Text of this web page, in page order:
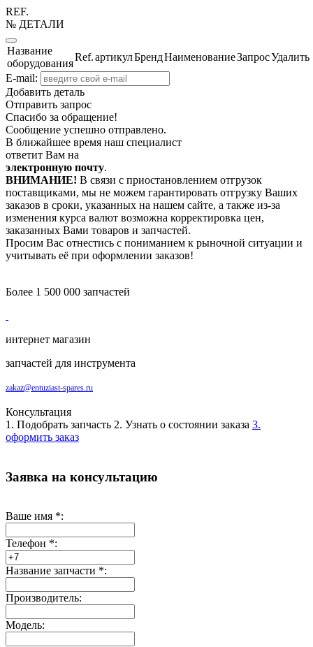
REF.
№ ДЕТАЛИ
Название
оборудования
Ref.артикулБрендНаименованиеЗапросУдалить
E-mail:
Добавить деталь
Отправить запрос
Спасибо за обращение!
Сообщение успешно отправлено.
В ближайшее время наш специалист
ответит Вам на
электронную почту.
ВНИМАНИЕ! В связи с приостановлением отгрузок
поставщиками, мы не можем гарантировать отгрузку Ваших
заказов в сроки, указанных на нашем сайте, а также из-за
изменения курса валют возможна корректировка цен,
заказанных Вами товаров и запчастей.
Просим Вас отнестись с пониманием к рыночной ситуации и
учитывать её при оформлении заказов!
Более 1 500 000 запчастей
интернет магазин
запчастей для инструмента
zakaz@entuziast-spares.ru
Консультация
1. Подобрать запчасть 2. Узнать о состоянии заказа 3.
оформить заказ
Заявка на консультацию
Ваше имя *:
Телефон *:
Название запчасти *:
Производитель:
Модель: